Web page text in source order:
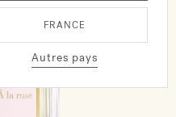
FRANCE
Autres pays